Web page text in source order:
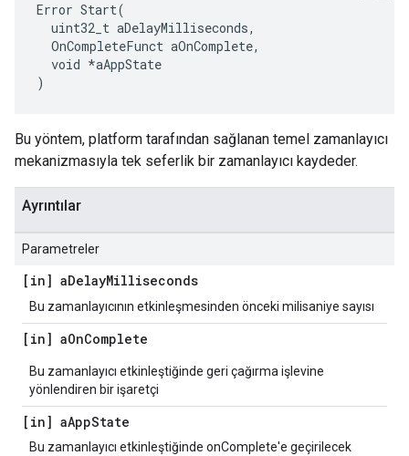
Error Start(
  uint32_t aDelayMilliseconds,
  OnCompleteFunct aOnComplete,
  void *aAppState
)
Bu yöntem, platform tarafından sağlanan temel zamanlayıcı
mekanizmasıyla tek seferlik bir zamanlayıcı kaydeder.
Ayrıntılar
Parametreler
[in] aDelayMilliseconds
Bu zamanlayıcının etkinleşmesinden önceki milisaniye sayısı
[in] aOnComplete
Bu zamanlayıcı etkinleştiğinde geri çağırma işlevine
yönlendiren bir işaretçi
[in] aAppState
Bu zamanlayıcı etkinleştiğinde onComplete'e geçirilecek